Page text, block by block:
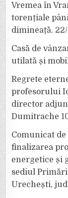
Vremea în
torențiale
dimineață.
Casă de
utilată și
Regrete
profesorului
director
Dumitrache
Comunicat
finalizarea
energetice și
sediul
Urechești,